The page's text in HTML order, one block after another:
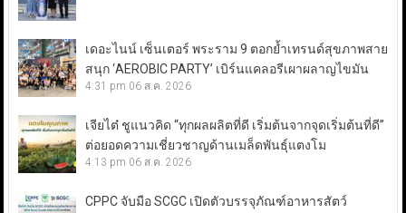
เดอะไนน์ เซ็นเตอร์ พระราม 9 ตอกย้ำเทรนด์สุขภาพสาย
สนุก ‘AEROBIC PARTY’ เบิร์นแคลอรีเผาผลาญไขมัน
4:31 pm 06 ส.ค. 2026
เจียไต๋ ชูแนวคิด “ทุกผลผลิตที่ดี เริ่มต้นจากจุดเริ่มต้นที่ดี”
ต่อยอดความเชี่ยวชาญด้านเมล็ดพันธุ์แตงโม
4:13 pm 06 ส.ค. 2026
CPPC จับมือ SCGC เปิดตัวบรรจุภัณฑ์อาหารสัตว์